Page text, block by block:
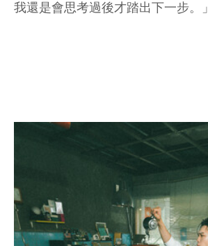
我還是會思考過後才踏出下一步。」